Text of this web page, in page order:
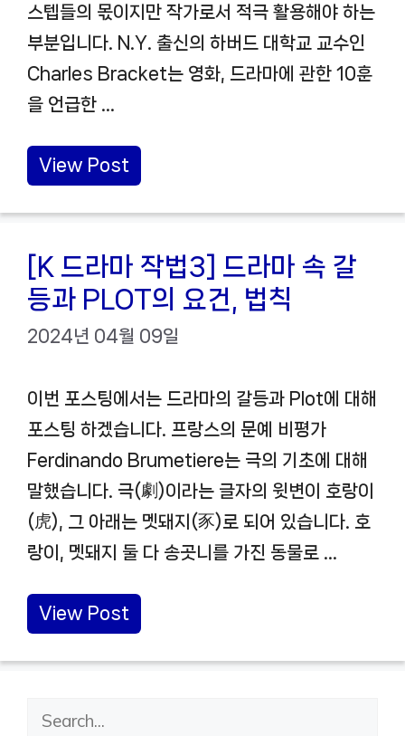
스텝들의 몫이지만 작가로서 적극 활용해야 하는
부분입니다. N.Y. 출신의 하버드 대학교 교수인
Charles Bracket는 영화, 드라마에 관한 10훈
을 언급한 …
View Post
[K 드라마 작법3] 드라마 속 갈
등과 PLOT의 요건, 법칙
2024년 04월 09일
이번 포스팅에서는 드라마의 갈등과 Plot에 대해
포스팅 하겠습니다. 프랑스의 문예 비평가
Ferdinando Brumetiere는 극의 기초에 대해
말했습니다. 극(劇)이라는 글자의 윗변이 호랑이
(虎), 그 아래는 멧돼지(豕)로 되어 있습니다. 호
랑이, 멧돼지 둘 다 송곳니를 가진 동물로 …
View Post